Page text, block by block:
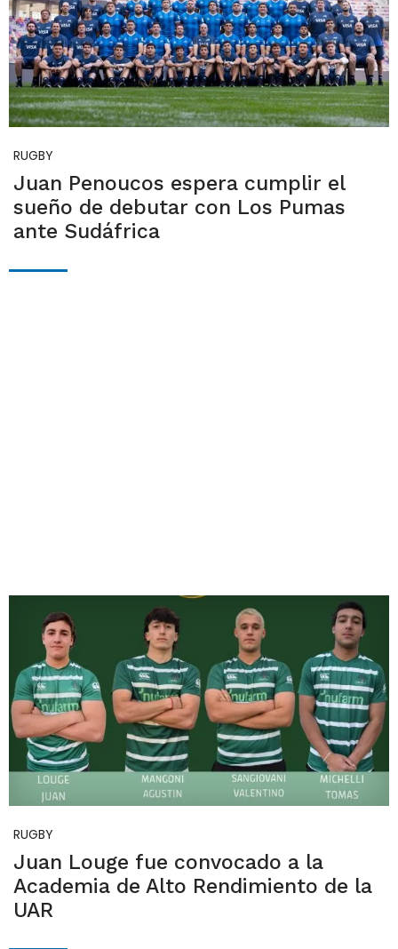
RUGBY
Juan Penoucos espera cumplir el
sueño de debutar con Los Pumas
ante Sudáfrica
RUGBY
Juan Louge fue convocado a la
Academia de Alto Rendimiento de la
UAR